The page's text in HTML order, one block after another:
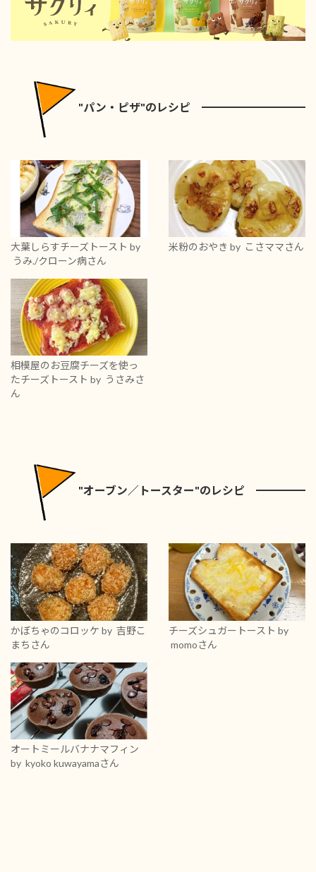
"パン・ピザ"のレシピ
大葉しらすチーズトースト by
うみ./クローン病さん
米粉のおやき by こさママさん
相模屋のお豆腐チーズを使っ
たチーズトースト by うさみさ
ん
"オーブン／トースター"のレシピ
かぼちゃのコロッケ by 吉野こ
まちさん
チーズシュガートースト by
momoさん
オートミールバナナマフィン
by kyoko kuwayamaさん